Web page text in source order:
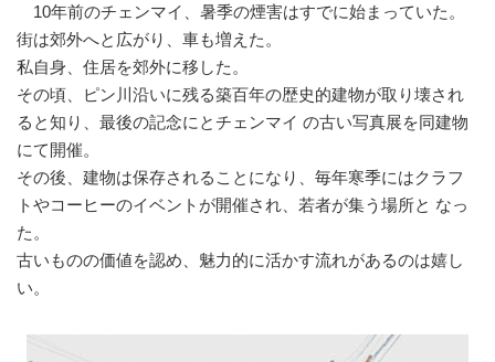
10年前のチェンマイ、暑季の煙害はすでに始まっていた。
街は郊外へと広がり、車も増えた。
私自身、住居を郊外に移した。
その頃、ピン川沿いに残る築百年の歴史的建物が取り壊され
ると知り、最後の記念にとチェンマイ の古い写真展を同建物
にて開催。
その後、建物は保存されることになり、毎年寒季にはクラフ
トやコーヒーのイベントが開催され、若者が集う場所と なっ
た。
古いものの価値を認め、魅力的に活かす流れがあるのは嬉し
い。